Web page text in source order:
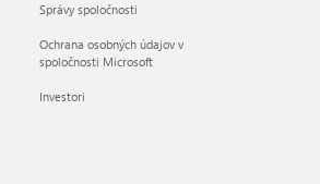
Správy spoločnosti
Ochrana osobných údajov v
spoločnosti Microsoft
Investori